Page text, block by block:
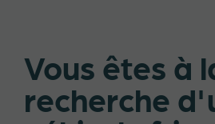
Vous êtes à
recherche